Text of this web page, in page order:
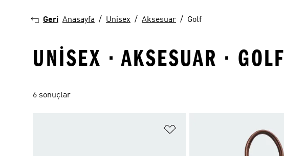
Geri Anasayfa Unisex Aksesuar Golf
UNISEX · AKSESUAR · GOLF
6 sonuçlar